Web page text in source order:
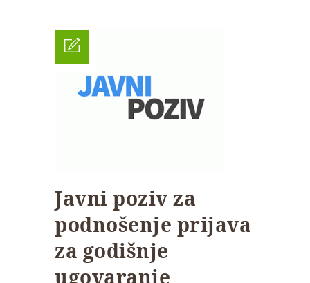
Javni poziv za
podnošenje prijava
za godišnje
ugovaranje